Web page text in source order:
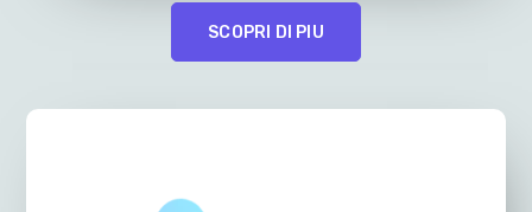
SCOPRI DI PIU